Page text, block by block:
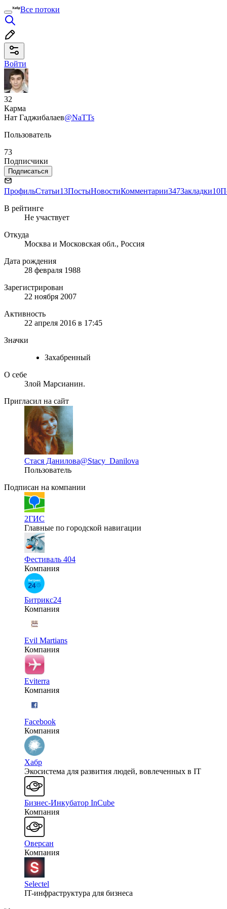
Все потоки
Войти
32
Карма
Нат Гаджибалаев@NaTTs
Пользователь
73
Подписчики
Подписаться
ПрофильСтатьи13ПостыНовостиКомментарии347Закладки10
В рейтинге
Не участвует
Откуда
Москва и Московская обл., Россия
Дата рождения
28 февраля 1988
Зарегистрирован
22 ноября 2007
Активность
22 апреля 2016 в 17:45
Значки
Захабренный
О себе
Злой Марсианин.
Пригласил на сайт
Стася Данилова@Stacy_Danilova
Пользователь
Подписан на компании
2ГИС
Главные по городской навигации
Фестиваль 404
Компания
Битрикс24
Компания
Evil Martians
Компания
Eviterra
Компания
Facebook
Компания
Хабр
Экосистема для развития людей, вовлеченных в IT
Бизнес-Инкубатор InCube
Компания
Оверсан
Компания
Selectel
IT-инфраструктура для бизнеса